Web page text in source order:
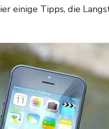
einige Tipps, die